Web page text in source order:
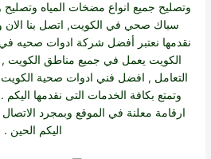
وتصليح جميع انواع مضخات المياه
سباك صحي في الكويت, اتصل بنا الان
نقدمها نعتبر أفضل شركة ادوات صحيه
الكويت يعمل في جميع مناطق الكويت ,
وتمتع بكافة الخدمات التى نقدمها
ارقامة معلنة في الموقع وبمجرد
اليكم الحين .